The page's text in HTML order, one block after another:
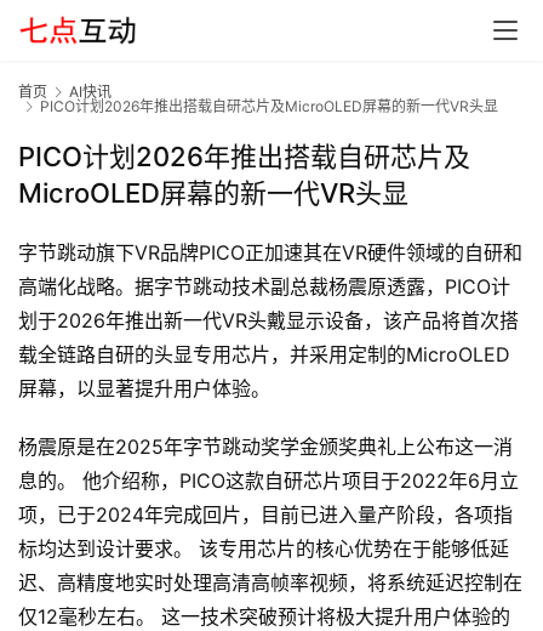
首
G
E
O
A
I
应
用
汇
首页
AI快讯
PICO计划2026年推出搭载自研芯片及MicroOLED屏幕的新一代VR头显
PICO计划2026年推出搭载自研芯片及
MicroOLED屏幕的新一代VR头显
字节跳动旗下VR品牌PICO正加速其在VR硬件领域的自研和
高端化战略。据字节跳动技术副总裁杨震原透露，PICO计
划于2026年推出新一代VR头戴显示设备，该产品将首次搭
载全链路自研的头显专用芯片，并采用定制的MicroOLED
屏幕，以显著提升用户体验。
杨震原是在2025年字节跳动奖学金颁奖典礼上公布这一消
息的。 他介绍称，PICO这款自研芯片项目于2022年6月立
项，已于2024年完成回片，目前已进入量产阶段，各项指
标均达到设计要求。 该专用芯片的核心优势在于能够低延
迟、高精度地实时处理高清高帧率视频，将系统延迟控制在
仅12毫秒左右。 这一技术突破预计将极大提升用户体验的